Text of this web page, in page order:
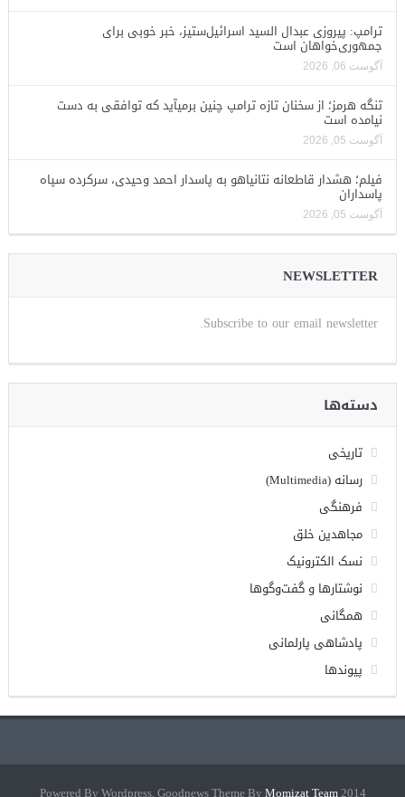
ترامپ: پیروزی عبدال السید اسرائیل‌ستیز، خبر خوبی برای
جمهوری‌خواهان است
آگوست 06, 2026
تنگه هرمز؛ از سخنان تازه ترامپ چنین برمیآید که توافقی به دست
نیامده است
آگوست 05, 2026
فیلم؛ هشدار قاطعانه نتانیاهو به پاسدار احمد وحیدی، سرکرده سپاه
پاسداران
آگوست 05, 2026
NEWSLETTER
Subscribe to our email newsletter.
دسته‌ها
تاریخی
رسانه (Multimedia)
فرهنگی
مجاهدین خلق
نسک الکترونیک
نوشتارها و گفت‌وگوها
همگانی
پادشاهی پارلمانی
پیوندها